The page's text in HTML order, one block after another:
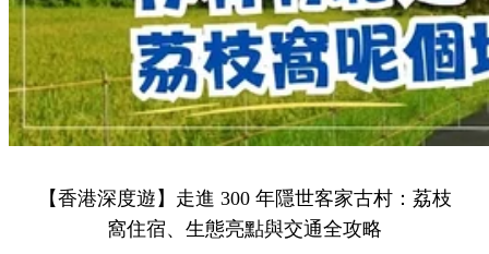
【香港深度遊】走進 300 年隱世客家古村：荔枝
窩住宿、生態亮點與交通全攻略